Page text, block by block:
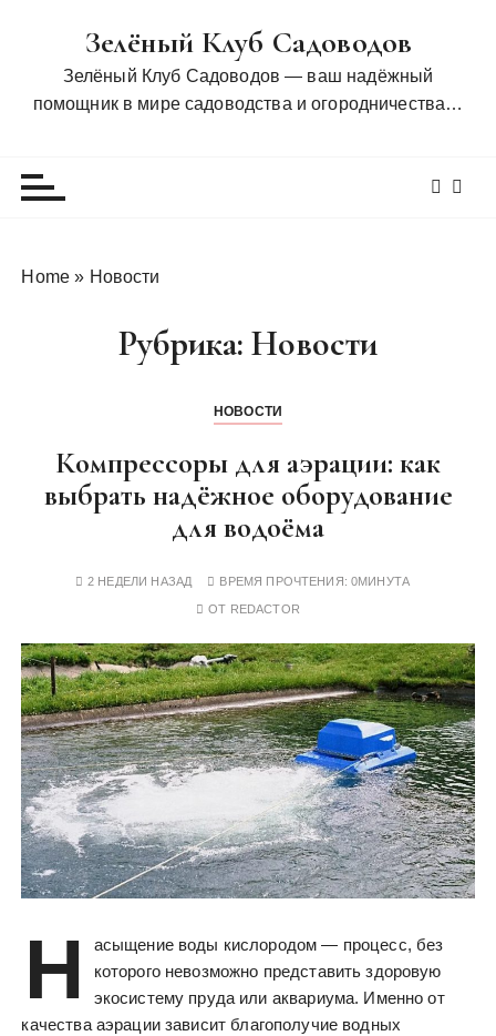
Зелёный Клуб Садоводов
Зелёный Клуб Садоводов — ваш надёжный
помощник в мире садоводства и огородничества…
Home » Новости
Рубрика: Новости
НОВОСТИ
Компрессоры для аэрации: как
выбрать надёжное оборудование
для водоёма
2 НЕДЕЛИ НАЗАД ВРЕМЯ ПРОЧТЕНИЯ:0МИНУТА
ОТ REDACTOR
Н
асыщение воды кислородом — процесс, без
которого невозможно представить здоровую
экосистему пруда или аквариума. Именно от
качества аэрации зависит благополучие водных